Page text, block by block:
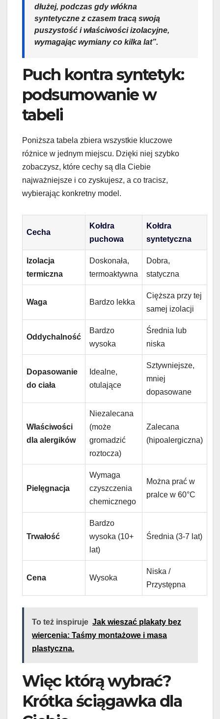
dłużej, podczas gdy włókna
syntetyczne z czasem tracą swoją
puszystość i właściwości izolacyjne,
wymagając wymiany co kilka lat”.
Puch kontra syntetyk:
podsumowanie w
tabeli
Poniższa tabela zbiera wszystkie kluczowe
różnice w jednym miejscu. Dzięki niej szybko
zobaczysz, które cechy są dla Ciebie
najważniejsze i co zyskujesz, a co tracisz,
wybierając konkretny model.
Cecha
Kołdra
puchowa
Kołdra
syntetyczna
Izolacja
termiczna
Doskonała,
termoaktywna
Dobra,
statyczna
Waga Bardzo lekka
Cięższa przy tej
samej izolacji
Oddychalność
Bardzo
wysoka
Średnia lub
niska
Dopasowanie
do ciała
Idealne,
otulające
Sztywniejsze,
mniej
dopasowane
Właściwości
dla alergików
Niezalecana
(może
gromadzić
roztocza)
Zalecana
(hipoalergiczna)
Pielęgnacja
Wymaga
czyszczenia
chemicznego
Można prać w
pralce w 60°C
Trwałość
Bardzo
wysoka (10+
lat)
Średnia (3-7 lat)
Cena Wysoka
Niska /
Przystępna
To też inspiruje Jak wieszać plakaty bez
wiercenia: Taśmy montażowe i masa
plastyczna.
Więc którą wybrać?
Krótka ściągawka dla